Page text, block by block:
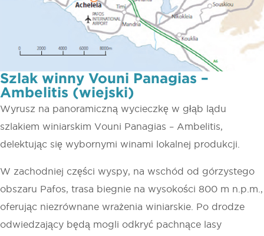
Szlak winny Vouni Panagias –
Ambelitis (wiejski)
Wyrusz na panoramiczną wycieczkę w głąb lądu
szlakiem winiarskim Vouni Panagias – Ambelitis,
delektując się wybornymi winami lokalnej produkcji.
W zachodniej części wyspy, na wschód od górzystego
obszaru Pafos, trasa biegnie na wysokości 800 m n.p.m.,
oferując niezrównane wrażenia winiarskie. Po drodze
odwiedzający będą mogli odkryć pachnące lasy